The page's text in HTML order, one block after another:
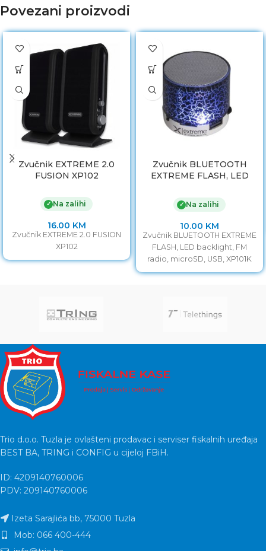
Povezani proizvodi
Zvučnik EXTREME 2.0
FUSION XP102
✓ Na zalihi
16.00 KM
Zvučnik EXTREME 2.0 FUSION
XP102
Zvučnik BLUETOOTH
EXTREME FLASH, LED
microSD, USB, XP101K
✓ Na zalihi
10.00 KM
Zvučnik BLUETOOTH EXTREME
FLASH, LED backlight, FM
radio, microSD, USB, XP101K
Trio d.o.o. Tuzla je ovlašteni prodavac i serviser fiskalnih uređaja
BEST BA, TRING i CONFIG u cijeloj FBiH.
ID: 4209140760006
PDV: 209140760006
Izeta Sarajlića bb, 75000 Tuzla
Mob: 066 400-444